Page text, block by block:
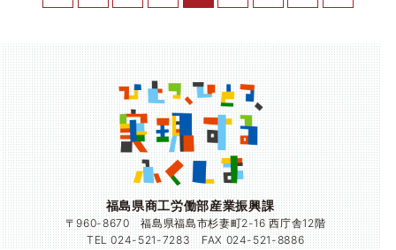
福島県商工労働部産業振興課
〒960-8670 福島県福島市杉妻町2-16 西庁舎12階
TEL 024-521-7283 FAX 024-521-8886